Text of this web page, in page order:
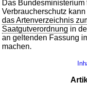
Das
Verbraucherschutz
das Artenverzeichnis
Saatgutverordnung in
an geltenden Fassung
machen.